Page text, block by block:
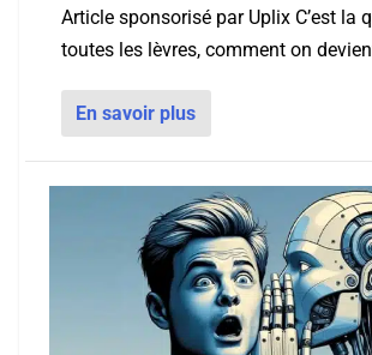
Article sponsorisé par Uplix C’est la
toutes les lèvres, comment on
En savoir plus